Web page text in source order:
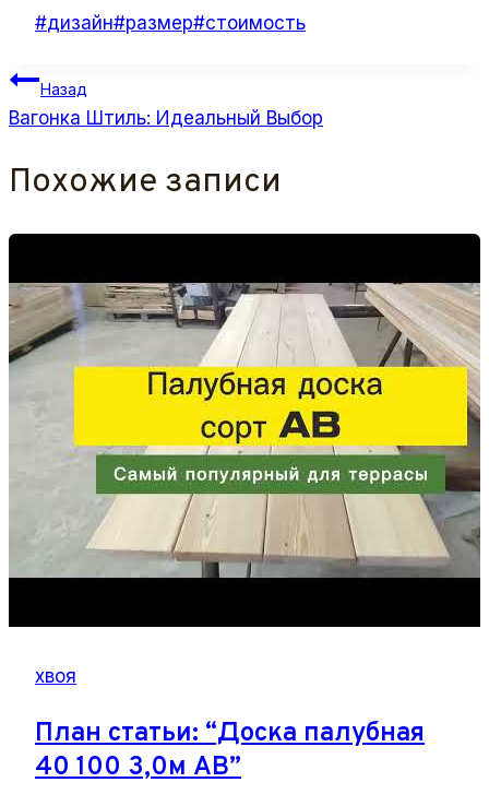
Метки
#дизайн#размер#стоимость
Навигация
по
записям
Назад
Вагонка Штиль: Идеальный Выбор
Похожие записи
хвоя
План статьи: “Доска палубная
40 100 3,0м АВ”